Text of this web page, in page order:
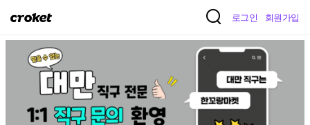
크
켓
로그인 회원가입